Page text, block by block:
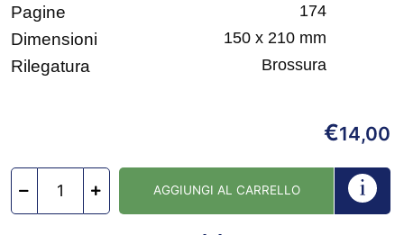
Pagine 174
Dimensioni 150 x 210 mm
Rilegatura Brossura
€14,00
AGGIUNGI AL CARRELLO